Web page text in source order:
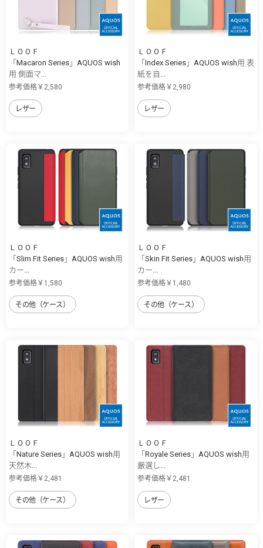
ＬＯＯＦ
「Macaron Series」AQUOS wish
用 側面マ...
参考価格￥2,580
レザー
ＬＯＯＦ
「Index Series」AQUOS wish用 表
紙を自...
参考価格￥2,980
レザー
ＬＯＯＦ
「Slim Fit Series」AQUOS wish用
カー...
参考価格￥1,580
その他（ケース）
ＬＯＯＦ
「Skin Fit Series」AQUOS wish用
カー...
参考価格￥1,480
その他（ケース）
ＬＯＯＦ
「Nature Series」AQUOS wish用
天然木...
参考価格￥2,481
その他（ケース）
ＬＯＯＦ
「Royale Series」AQUOS wish用
厳選し...
参考価格￥2,481
レザー